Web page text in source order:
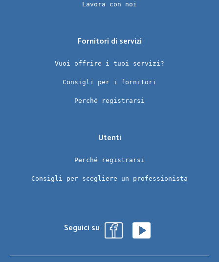
Lavora con noi
Fornitori di servizi
Vuoi offrire i tuoi servizi?
Consigli per i fornitori
Perché registrarsi
Utenti
Perché registrarsi
Consigli per scegliere un professionista
Seguici su